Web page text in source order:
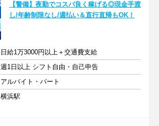
【警備】夜勤でコスパ良く稼げる◎現金手渡
し/年齢制限なし/週払い＆直行直帰もOK！
日給1万3000円以上＋交通費支給
週1日以上 シフト自由・自己申告
アルバイト・パート
横浜駅